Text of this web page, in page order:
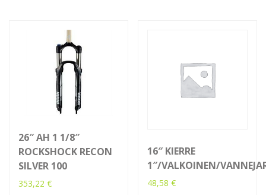
26″ AH 1 1/8″
ROCKSHOCK RECON
SILVER 100
353,22 €
16″ KIERRE
1″/VALKOINEN/
48,58€